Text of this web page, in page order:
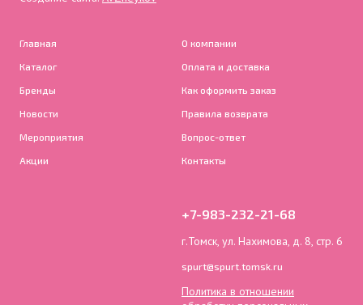
Главная
Каталог
Бренды
Новости
Мероприятия
Акции
О компании
Оплата и доставка
Как оформить заказ
Правила возврата
Вопрос-ответ
Контакты
+7-983-232-21-68
г.Томск, ул. Нахимова, д. 8, стр. 6
spurt@spurt.tomsk.ru
Политика в отношении